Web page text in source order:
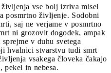
vse bolj izriva misel
posmrtno življenje. Sodobni
saj ne verjame v posmrtno
ni grozovit dogodek, ampak
v duhu svetega
hvalnici stvarstvu tudi smrt
vsakega človeka čakajo
pekel in nebesa.